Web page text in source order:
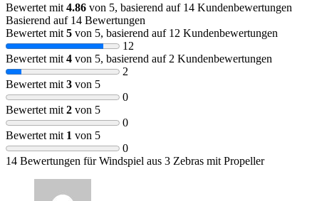
Bewertet mit 4.86 von 5, basierend auf 14 Kundenbewertungen
Basierend auf 14 Bewertungen
Bewertet mit 5 von 5, basierend auf 12 Kundenbewertungen
12
Bewertet mit 4 von 5, basierend auf 2 Kundenbewertungen
2
Bewertet mit 3 von 5
0
Bewertet mit 2 von 5
0
Bewertet mit 1 von 5
0
14 Bewertungen fürWindspiel aus 3 Zebras mit Propeller